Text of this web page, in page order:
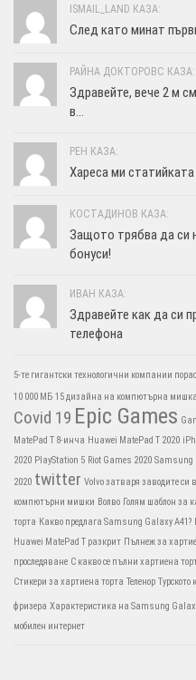
ISMAIL_LAND КАЗА:
След като минат
РАЙНА ДОКТОРОВС КАЗА:
Здравейте, вече 2 м
в...
РЕН КАЗА:
Хареса ми статийката
КОСТАДИНОВ КАЗА:
Защото трябва да си
бонуси!
ИВАН КАЗА:
Здравейте как да си
телефона
5-те гигантски технологични компании
10 000 МБ 15 дизайна на компютърна мишка
Covid 19 Epic Games
MatePad T 8-инча Huawei MatePad T 2020
2020 PlayStation 5 Riot Games 2020 Samsung
2020 twitter Volvo затваря заводите
компютърни мишки Волво Голям шаблон за
торта Какво предлага Samsung Galaxy A41?
Huawei MatePad T разкрит Пълнеж за
проследяване С какво се пълни хартиена
Стикери за хартиена торта Теленор Турското
фризера Характеристика на Samsung
мобилен интернет